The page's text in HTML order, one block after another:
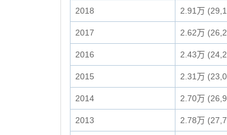
2018 2.91万
2017 2.62万
2016 2.43万
2015 2.31万
2014 2.70万
2013 2.78万